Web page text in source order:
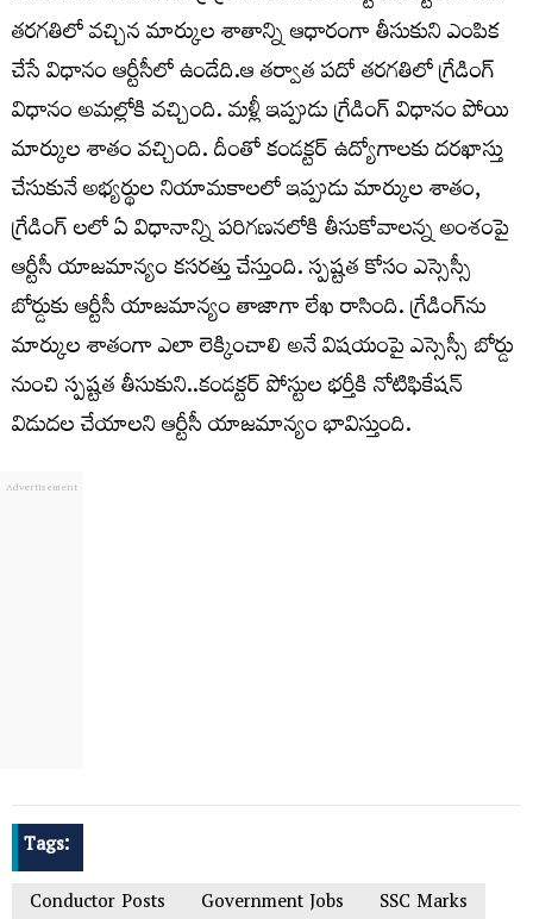
తరగతిలో వచ్చిన మార్కుల శాతాన్ని ఆధారంగా తీసుకుని ఎంపిక
చేసే విధానం ఆర్టీసీలో ఉండేది.ఆ తర్వాత పదో తరగతిలో గ్రేడింగ్‌
విధానం అమల్లోకి వచ్చింది. మళ్లీ ఇప్పుడు గ్రేడింగ్‌ విధానం పోయి
మార్కుల శాతం వచ్చింది. దీంతో కండక్టర్‌ ఉద్యోగాలకు దరఖాస్తు
చేసుకునే అభ్యర్థుల నియామకాలలో ఇప్పుడు మార్కుల శాతం,
గ్రేడింగ్ లలో ఏ విధానాన్ని పరిగణనలోకి తీసుకోవాలన్న అంశంపై
ఆర్టీసీ యాజమాన్యం కసరత్తు చేస్తుంది. స్పష్టత కోసం ఎస్సెస్సీ
బోర్డుకు ఆర్టీసీ యాజమాన్యం తాజాగా లేఖ రాసింది. గ్రేడింగ్‌ను
మార్కుల శాతంగా ఎలా లెక్కించాలి అనే విషయంపై ఎస్సెస్సీ బోర్డు
నుంచి స్పష్టత తీసుకుని..కండక్టర్‌ పోస్టుల భర్తీకి నోటిఫికేషన్‌
విడుదల చేయాలని ఆర్టీసీ యాజమాన్యం భావిస్తుంది.
Tags:
Conductor Posts
Government Jobs SSC Marks